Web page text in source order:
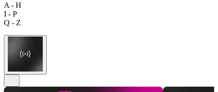
A - H
I - P
Q - Z